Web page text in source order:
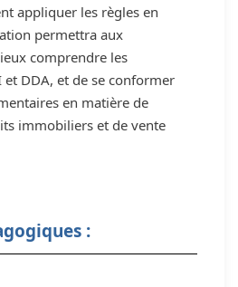
appliquer les règles en
permettra aux
comprendre les
DDA, et de se conformer
en matière de
immobiliers et de vente
: